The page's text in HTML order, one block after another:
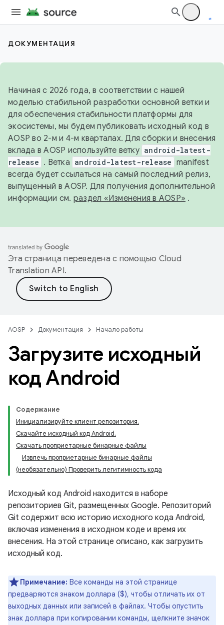
ДОКУМЕНТАЦИЯ
Начиная с 2026 года, в соответствии с нашей
моделью стабильной разработки основной ветки и
для обеспечения стабильности платформы для
экосистемы, мы будем публиковать исходный код в
AOSP во 2-м и 4-м кварталах. Для сборки и внесения
вклада в AOSP используйте ветку android-latest-
release . Ветка android-latest-release manifest
всегда будет ссылаться на самый последний релиз,
выпущенный в AOSP. Для получения дополнительной
информации см. раздел «Изменения в AOSP» .
Эта страница переведена с помощью Cloud
Translation API.
AOSP Документация Начало работы
Загрузите исходный
код Android
Содержание
Инициализируйте клиент репозитория.
Скачайте исходный код Android.
Скачать проприетарные бинарные файлы
Извлечь проприетарные бинарные файлы
(необязательно) Проверить легитимность кода
Исходный код Android находится в наборе
репозиториев Git, размещенных Google. Репозиторий
Git содержит всю историю исходного кода Android,
включая изменения в исходном коде и время их
внесения. На этой странице описано, как загрузить
исходный код.
Примечание: Все команды на этой странице
предваряются знаком доллара ($), чтобы отличать их от
выходных данных или записей в файлах. Чтобы опустить
знак доллара при копировании команды, щелкните значок